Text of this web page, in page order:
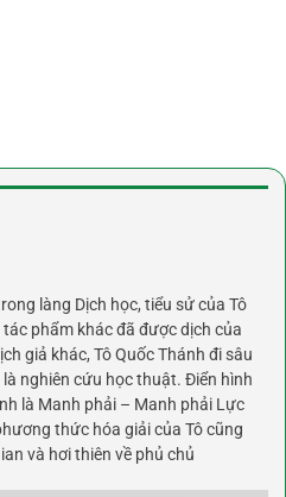
làng Dịch học, tiểu sử của Tô
phẩm khác đã được dịch của
giả khác, Tô Quốc Thánh đi sâu
nghiên cứu học thuật. Điển hình
là Manh phải – Manh phải Lực
thức hóa giải của Tô cũng
và hơi thiên về phủ chủ